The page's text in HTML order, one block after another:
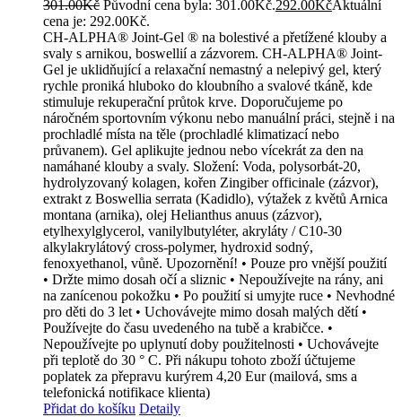
301.00Kč Původní cena byla: 301.00Kč.292.00KčAktuální
cena je: 292.00Kč.
CH-ALPHA® Joint-Gel ® na bolestivé a přetížené klouby a
svaly s arnikou, boswellií a zázvorem. CH-ALPHA® Joint-
Gel je uklidňující a relaxační nemastný a nelepivý gel, který
rychle proniká hluboko do kloubního a svalové tkáně, kde
stimuluje rekuperační průtok krve. Doporučujeme po
náročném sportovním výkonu nebo manuální práci, stejně i na
prochladlé místa na těle (prochladlé klimatizací nebo
průvanem). Gel aplikujte jednou nebo vícekrát za den na
namáhané klouby a svaly. Složení: Voda, polysorbát-20,
hydrolyzovaný kolagen, kořen Zingiber officinale (zázvor),
extrakt z Boswellia serrata (Kadidlo), výtažek z květů Arnica
montana (arnika), olej Helianthus anuus (zázvor),
etylhexylglycerol, vanilylbutyléter, akryláty / C10-30
alkylakrylátový cross-polymer, hydroxid sodný,
fenoxyethanol, vůně. Upozornění! • Pouze pro vnější použití
• Držte mimo dosah očí a sliznic • Nepoužívejte na rány, ani
na zanícenou pokožku • Po použití si umyjte ruce • Nevhodné
pro děti do 3 let • Uchovávejte mimo dosah malých dětí •
Používejte do času uvedeného na tubě a krabičce. •
Nepoužívejte po uplynutí doby použitelnosti • Uchovávejte
při teplotě do 30 ° C. Při nákupu tohoto zboží účtujeme
poplatek za přepravu kurýrem 4,20 Eur (mailová, sms a
telefonická notifikace klienta)
Přidat do košíku Detaily